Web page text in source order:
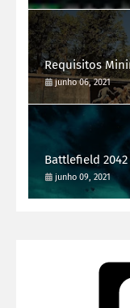
Requisitos
junho 06, 2021
Battlefield
junho 09, 2021